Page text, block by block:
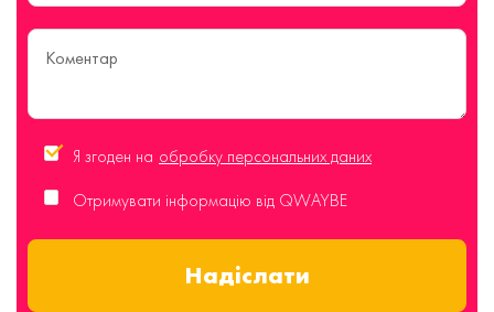
Я згоден на обробку персональних даних
Отримувати інформацію від QWAYBE
Надіслати